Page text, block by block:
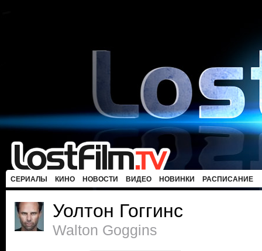
СЕРИАЛЫ КИНО НОВОСТИ ВИДЕО НОВИНКИ РАСПИСАНИЕ
Уолтон Гоггинс
Walton Goggins